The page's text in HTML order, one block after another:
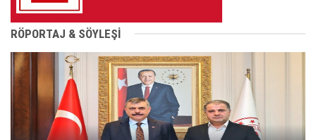
RÖPORTAJ & SÖYLEŞİ